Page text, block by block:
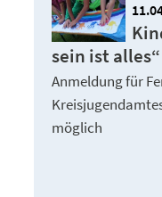
sein ist alles“
Anmeldung für
möglich